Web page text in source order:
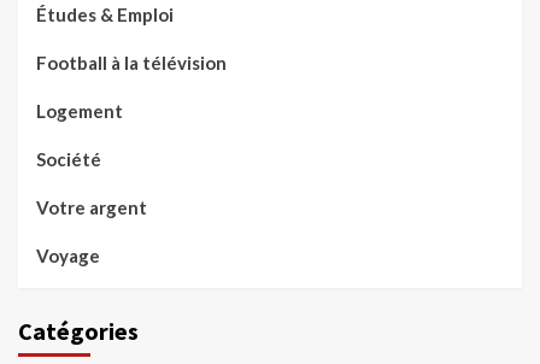
Études & Emploi
Football à la télévision
Logement
Société
Votre argent
Voyage
Catégories